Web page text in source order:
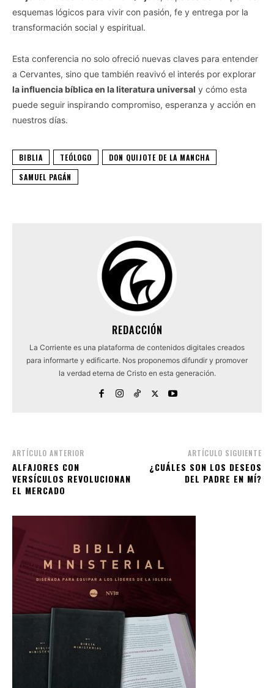
esquemas lógicos para vivir con pasión, fe y entrega por la
transformación social y espiritual.
Esta conferencia no solo ofreció nuevas claves para entender
a Cervantes, sino que también reavivó el interés por explorar
la influencia bíblica en la literatura universal y cómo esta
puede seguir inspirando compromiso, esperanza y acción en
nuestros días.
BIBLIA TEÓLOGO
DON QUIJOTE DE LA MANCHA
SAMUEL PAGÁN
REDACCIÓN
La Corriente es una plataforma de contenidos digitales creados
para informarte y edificarte. Nos proponemos difundir y promover
la verdad eterna de Cristo en esta generación.
ARTÍCULO ANTERIOR
ALFAJORES CON
VERSÍCULOS REVOLUCIONAN
EL MERCADO
ARTÍCULO SIGUIENTE
¿CUÁLES SON LOS DESEOS
DEL PADRE EN MÍ?